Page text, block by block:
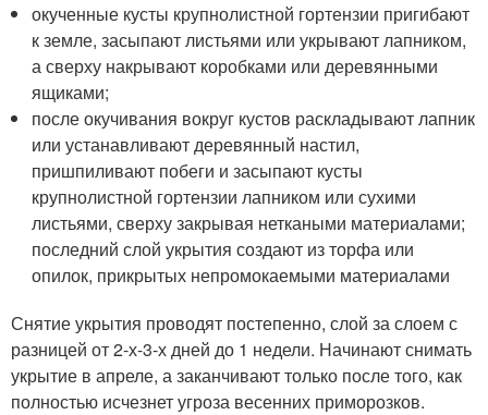
окученные кусты крупнолистной гортензии пригибают
к земле, засыпают листьями или укрывают лапником,
а сверху накрывают коробками или деревянными
ящиками;
после окучивания вокруг кустов раскладывают лапник
или устанавливают деревянный настил,
пришпиливают побеги и засыпают кусты
крупнолистной гортензии лапником или сухими
листьями, сверху закрывая неткаными материалами;
последний слой укрытия создают из торфа или
опилок, прикрытых непромокаемыми материалами
Снятие укрытия проводят постепенно, слой за слоем с
разницей от 2-х-3-х дней до 1 недели. Начинают снимать
укрытие в апреле, а заканчивают только после того, как
полностью исчезнет угроза весенних приморозков.